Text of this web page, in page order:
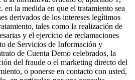
la medida en que el tratamiento sea
derivados de los intereses legítimos
tales como la realización de
y el ejercicio de reclamaciones
de Servicios de Información y
de Cuenta Demo celebrados, la
del fraude o el marketing directo del
o ponerse en contacto con usted,